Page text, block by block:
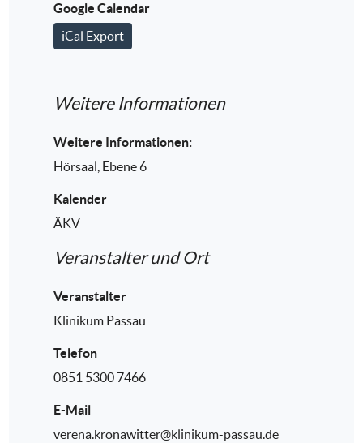
Google Calendar
iCal Export
Weitere Informationen
Weitere Informationen:
Hörsaal, Ebene 6
Kalender
ÄKV
Veranstalter und Ort
Veranstalter
Klinikum Passau
Telefon
0851 5300 7466
E-Mail
verena.kronawitter@klinikum-passau.de